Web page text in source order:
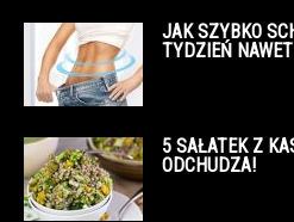
JAK SZYBKO
TYDZIEŃ
5 SAŁATEK Z
ODCHUDZA!